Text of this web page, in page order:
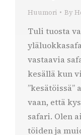
Huumori By
Tuli tuosta
vastaavia
kesällä kun
”kesätöissä”
vaan, että
safari. Olen
töiden ja